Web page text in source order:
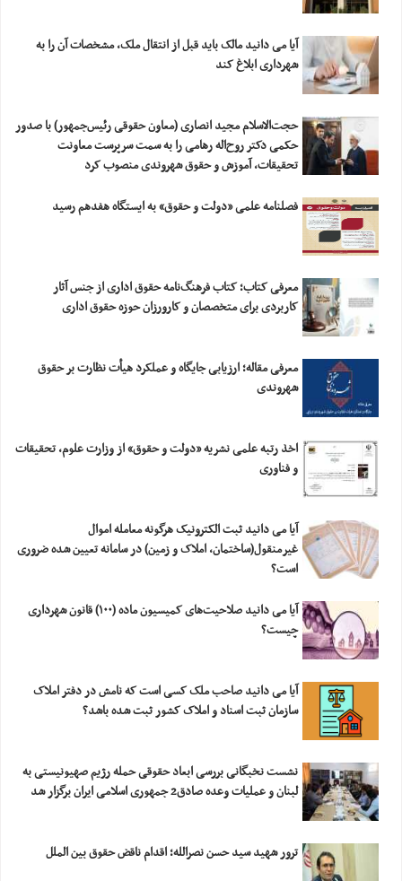
آیا می دانید مالک باید قبل از انتقال ملک، مشخصات آن را به
شهرداری ابلاغ کند
حجت‌الاسلام مجید انصاری (معاون حقوقی رئیس‌جمهور) با صدور
حکمی دکتر روح‌اله رهامی را به سمت سرپرست معاونت
تحقیقات، آموزش و حقوق شهروندی منصوب کرد
فصلنامه علمی «دولت و حقوق» به ایستگاه هفدهم رسید
معرفی کتاب؛ کتاب فرهنگ‌نامه حقوق اداری از جنس آثار
کاربردی برای متخصصان و کارورزان حوزه حقوق اداری
معرفی مقاله؛ ارزیابی‎ ‎جایگاه و عملکرد هیأت نظارت بر حقوق
شهروندی
اخذ رتبه علمی نشریه «دولت و حقوق» از وزارت علوم، تحقیقات
و فناوری
آیا می دانید ثبت الکترونیک هرگونه معامله اموال
غیرمنقول(ساختمان، املاک و زمین) در سامانه تعیین شده ضروری
است؟
آیا می دانید صلاحیت‌های کمیسیون ماده (۱۰۰) قانون شهرداری
چیست؟
آیا می دانید صاحب ملک کسی است که نامش در دفتر املاک
سازمان ثبت اسناد و املاک کشور ثبت شده باشد؟
نشست نخبگانی بررسی ابعاد حقوقی حمله رژیم صهیونیستی به
لبنان و عملیات وعده صادق2 جمهوری اسلامی ایران برگزار شد
ترور شهید سید حسن نصرالله؛ اقدام ناقض حقوق بین الملل